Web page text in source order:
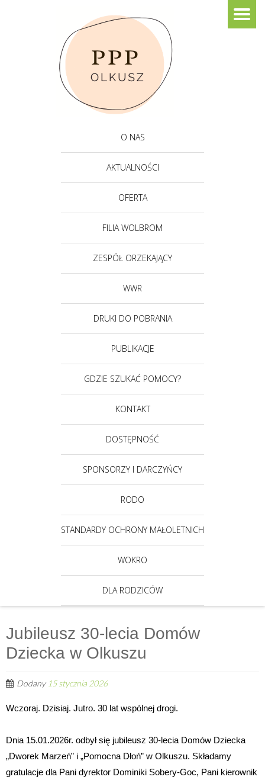
O NAS
AKTUALNOŚCI
OFERTA
FILIA WOLBROM
ZESPÓŁ ORZEKAJĄCY
WWR
DRUKI DO POBRANIA
PUBLIKACJE
GDZIE SZUKAĆ POMOCY?
KONTAKT
DOSTĘPNOŚĆ
SPONSORZY I DARCZYŃCY
RODO
STANDARDY OCHRONY MAŁOLETNICH
WOKRO
DLA RODZICÓW
Jubileusz 30-lecia Domów
Dziecka w Olkuszu
Dodany 15 stycznia 2026
Wczoraj. Dzisiaj. Jutro. 30 lat wspólnej drogi.
Dnia 15.01.2026r. odbył się jubileusz 30-lecia Domów Dziecka
„Dworek Marzeń” i „Pomocna Dłoń” w Olkuszu. Składamy
gratulacje dla Pani dyrektor Dominiki Sobery-Goc, Pani kierownik